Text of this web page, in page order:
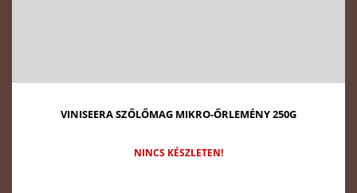
VINISEERA SZŐLŐMAG MIKRO-ŐRLEMÉNY 250G
NINCS KÉSZLETEN!